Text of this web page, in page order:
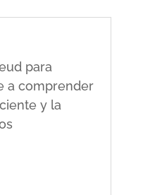
para
a comprender
y la